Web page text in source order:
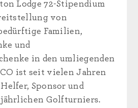
Lodge 72-Stipendium
von
Familien,
und
in den umliegenden
ist seit vielen Jahren
Sponsor und
Golfturniers.